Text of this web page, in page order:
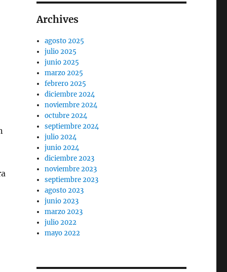
Archives
agosto 2025
julio 2025
junio 2025
marzo 2025
febrero 2025
diciembre 2024
noviembre 2024
octubre 2024
septiembre 2024
julio 2024
junio 2024
diciembre 2023
noviembre 2023
septiembre 2023
agosto 2023
junio 2023
marzo 2023
julio 2022
mayo 2022